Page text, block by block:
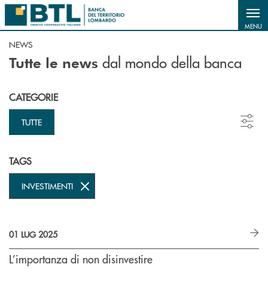
Salta al contenuto principale
MENU
NEWS
Tutte le news dal mondo della banca
CATEGORIE
TUTTE
TAGS
INVESTIMENTI
01 LUG 2025
L’importanza di non disinvestire